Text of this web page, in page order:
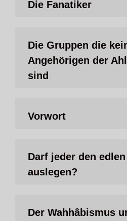
Die Fanatiker
Die Gruppen die
Angehörigen der
sind
Vorwort
Darf jeder den
auslegen?
Der Wahhâbismus